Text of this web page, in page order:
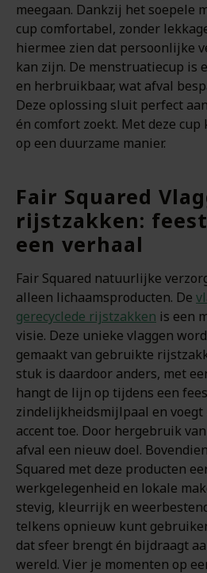
meegaan. Dankzij het soepele
cup comfortabel, zonder
hiermee zien dat persoonlijke
kan zijn. De menstruatiecup is
en herbruikbaar, wat afval
Deze oplossing sluit perfect
én comfort zoekt. Met deze
op een duurzame manier.
Fair Squared
rijstzakken:
een verhaal
Fair Squared natuurlijke
alleen lichaamsproducten. De
gerecyclede rijstzakken is een
visie. Deze unieke vlaggen
gemaakt van gebruikte
stuk is daardoor anders, met
hangt de lijn op tijdens een
zindelijkheidsmijlpaal en voegt
accent toe. Door hergebruik
afval een nieuw doel.
Squared met deze producten
werkgelegenheid en lokale
stevig, kleurrijk en
telkens opnieuw kunt
dat sfeer brengt én bijdraagt
wereld. Vier je momenten op